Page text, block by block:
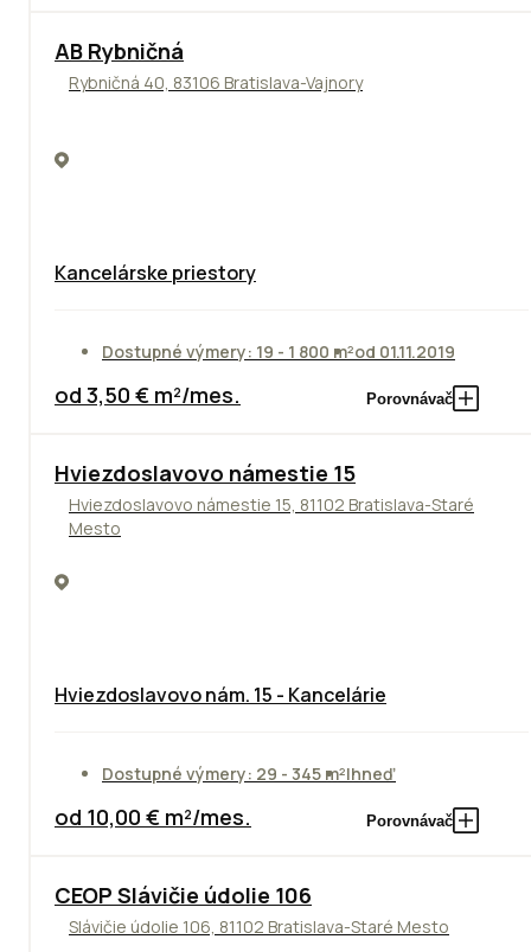
AB Rybničná
Rybničná 40, 83106 Bratislava-Vajnory
Kancelárske priestory
Dostupné výmery: 19 - 1 800 m²od 01.11.2019
od 3,50 € m²/mes. Porovnávač
ODPORÚČAME
Hviezdoslavovo námestie 15
Hviezdoslavovo námestie 15, 81102 Bratislava-Staré
Mesto
Hviezdoslavovo nám. 15 - Kancelárie
Dostupné výmery: 29 - 345 m²Ihneď
od 10,00 € m²/mes. Porovnávač
CEOP Slávičie údolie 106
Slávičie údolie 106, 81102 Bratislava-Staré Mesto